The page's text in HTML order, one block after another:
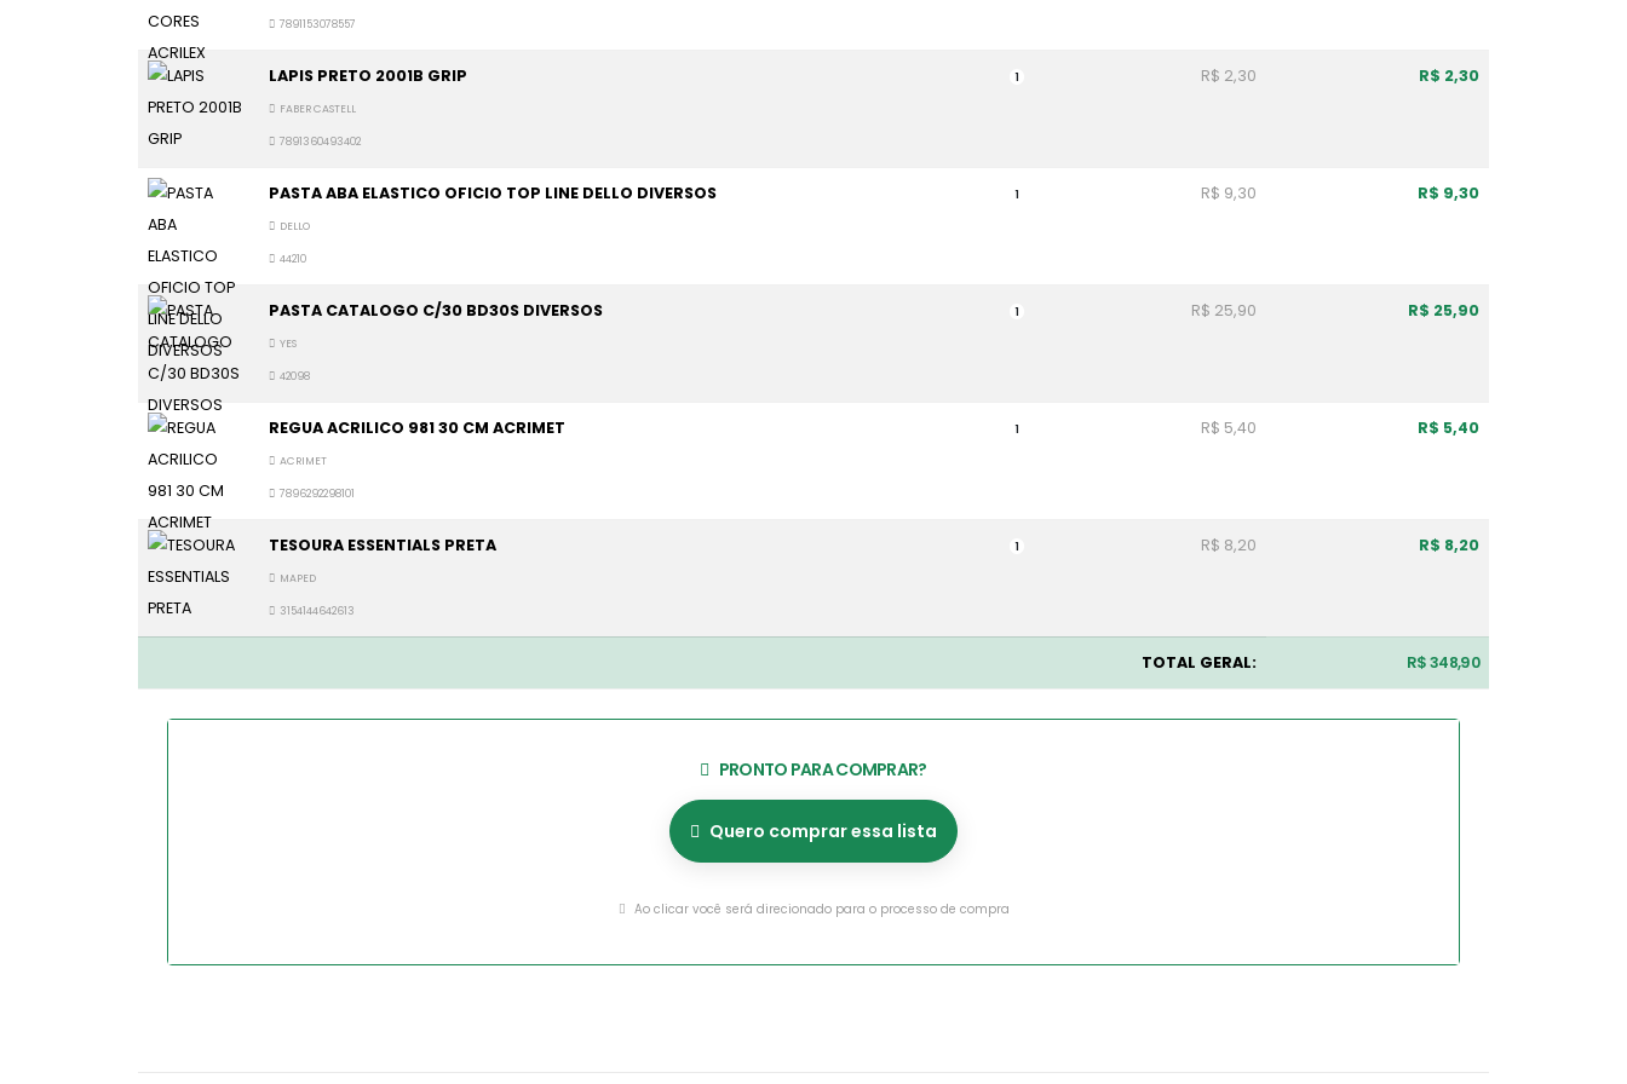
7891153078557
LAPIS PRETO 2001B GRIP
FABER CASTELL
7891360493402
1 R$ 2,30 R$ 2,30
PASTA ABA ELASTICO OFICIO TOP LINE DELLO DIVERSOS
DELLO
44210
1 R$ 9,30 R$ 9,30
PASTA CATALOGO C/30 BD30S DIVERSOS
YES
42098
1 R$ 25,90 R$ 25,90
REGUA ACRILICO 981 30 CM ACRIMET
ACRIMET
7896292298101
1 R$ 5,40 R$ 5,40
TESOURA ESSENTIALS PRETA
MAPED
3154144642613
1 R$ 8,20 R$ 8,20
TOTAL GERAL: R$ 348,90
PRONTO PARA COMPRAR?
Quero comprar essa lista
Ao clicar você será direcionado para o processo de compra